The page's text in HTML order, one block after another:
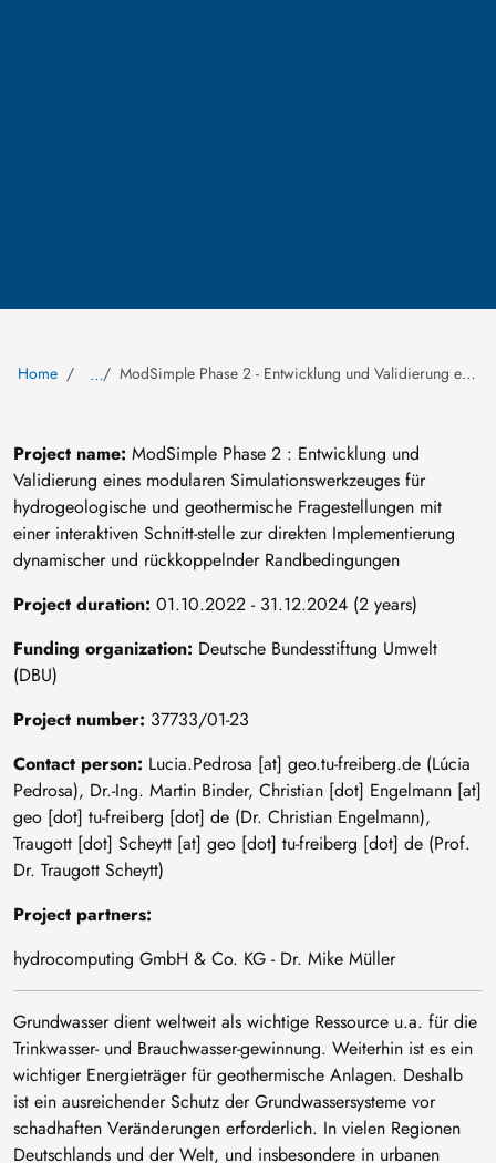
Home … ModSimple Phase 2 - Entwicklung und Validierung eines modularen Simulationswerkzeuges
Project name: ModSimple Phase 2 : Entwicklung und
Validierung eines modularen Simulationswerkzeuges für
hydrogeologische und geothermische Fragestellungen mit
einer interaktiven Schnitt-stelle zur direkten Implementierung
dynamischer und rückkoppelnder Randbedingungen
Project duration: 01.10.2022 - 31.12.2024 (2 years)
Funding organization: Deutsche Bundesstiftung Umwelt
(DBU)
Project number: 37733/01-23
Contact person: Lucia.Pedrosa [at] geo.tu-freiberg.de (Lúcia
Pedrosa), Dr.-Ing. Martin Binder, Christian [dot] Engelmann [at]
geo [dot] tu-freiberg [dot] de (Dr. Christian Engelmann),
Traugott [dot] Scheytt [at] geo [dot] tu-freiberg [dot] de (Prof.
Dr. Traugott Scheytt)
Project partners:
hydrocomputing GmbH & Co. KG - Dr. Mike Müller
Grundwasser dient weltweit als wichtige Ressource u.a. für die
Trinkwasser- und Brauchwasser-gewinnung. Weiterhin ist es ein
wichtiger Energieträger für geothermische Anlagen. Deshalb
ist ein ausreichender Schutz der Grundwassersysteme vor
schadhaften Veränderungen erforderlich. In vielen Regionen
Deutschlands und der Welt, und insbesondere in urbanen